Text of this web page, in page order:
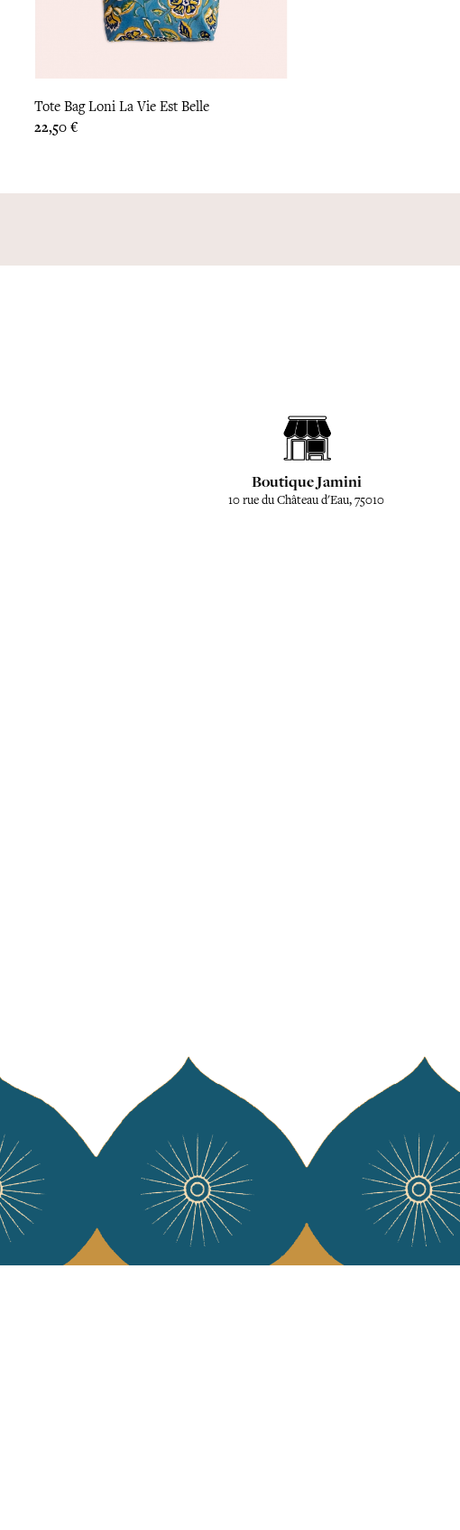
Tote Bag Loni La Vie Est Belle
Prix
22,50 €
Boutique Jamini
10 rue du Château d'Eau, 75010